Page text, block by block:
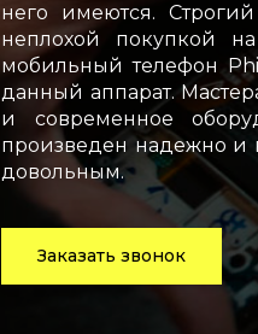
него имеются.
неплохой покупкой
мобильный телефон
данный аппарат.
и современное
произведен надежно и
довольным.
Заказать звонок